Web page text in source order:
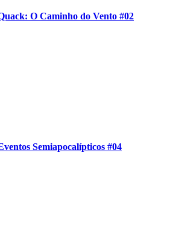
O Caminho do Vento #02
Semiapocalípticos #04